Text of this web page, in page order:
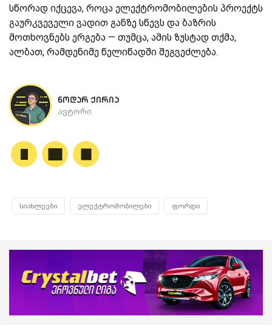
სწორად იქცევა, როცა ელექტრომობილების პროექტს
გაურკვეველი ვადით განზე სწევს და ბაზრის
მოთხოვნებს ერგება — თუმცა, ამის ზუსტად თქმა,
ალბათ, რამდენიმე წელიწადში შეგვეძლება.
ნოდარ ქირია
ავტორი
სიახლეები ელექტრომობილები ფორდი